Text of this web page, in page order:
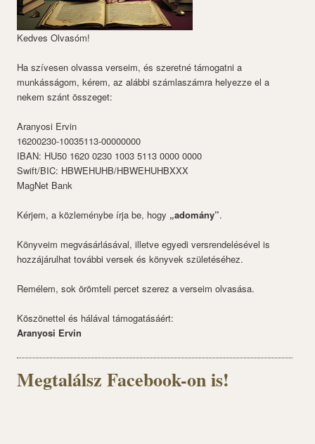
Kedves Olvasóm!
Ha szívesen olvassa verseim, és szeretné támogatni a
munkásságom, kérem, az alábbi számlaszámra helyezze el a
nekem szánt összeget:
Aranyosi Ervin
16200230-10035113-00000000
IBAN: HU50 1620 0230 1003 5113 0000 0000
Swift/BIC: HBWEHUHB/HBWEHUHBXXX
MagNet Bank
Kérjem, a közleménybe írja be, hogy „adomány”.
Könyveim megvásárlásával, illetve egyedi versrendelésével is
hozzájárulhat további versek és könyvek születéséhez.
Remélem, sok örömteli percet szerez a verseim olvasása.
Köszönettel és hálával támogatásáért:
Aranyosi Ervin
Megtalálsz Facebook-on is!